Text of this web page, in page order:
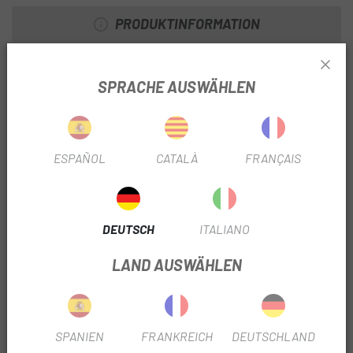
PRODUKTINFORMATION
Passend für alle gängigen 24-mm-Kurbelgarnituren, wie z.
B. Shimano . Dieses Tretlager wird mit CeramicSpeed
schwarzen Lagerschalen geliefert.
Dieses CeramicSpeed-Tretlager für Gewinderahmen mit
externen Lagerschalen und standardmäßigem 24-mm-
Kettenblatt bietet extrem geringe Reibung und
unübertroffene Verschleißeigenschaften. Dank der
exklusiven CeramicSpeed-Kugeln, die in jedem von uns
von höchster Qualität. Wenn Sie sich für Lager mit
von noch geringerer Reibung und höherer Haltbarkeit.
Für dieses Produkt sind keine Abstandshalter erforderlich.
SPRACHE AUSWÄHLEN
ESPAÑOL CATALÀ FRANÇAIS
DEUTSCH ITALIANO
LAND AUSWÄHLEN
SPANIEN FRANKREICH DEUTSCHLAND